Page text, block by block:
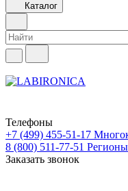
Каталог
Телефоны
+7 (499) 455-51-17
8 (800) 511-77-51
Заказать звонок